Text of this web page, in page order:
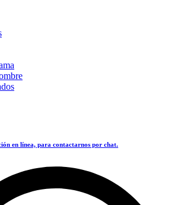
en línea, para contactarnos por chat.